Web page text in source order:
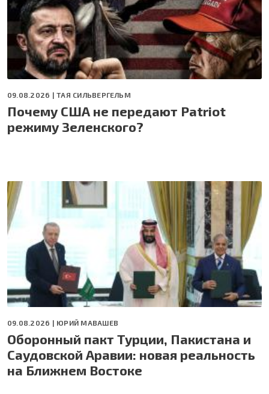
09.08.2026 |ТАЯ СИЛЬВЕРГЕЛЬМ
Почему США не передают Patriot
режиму Зеленского?
09.08.2026 | ЮРИЙ МАВАШЕВ
Оборонный пакт Турции, Пакистана и
Саудовской Аравии: новая реальность
на Ближнем Востоке